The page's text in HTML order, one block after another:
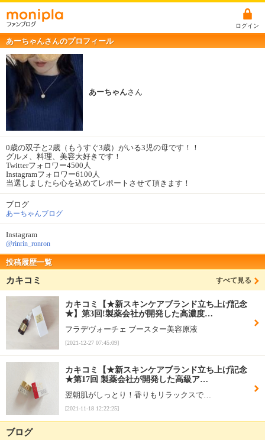
ログイン
あーちゃんさんのプロフィール
あーちゃんさん
0歳の双子と2歳（もうすぐ3歳）がいる3児の母です！！
グルメ、料理、美容大好きです！
Twitterフォロワー4500人
Instagramフォロワー6100人
当選しましたら心を込めてレポートさせて頂きます！
ブログ
あーちゃんブログ
Instagram
@rinrin_ronron
投稿履歴一覧
カキコミ すべて見る
カキコミ【★新スキンケアブランド立ち上げ記念
★】第3回!製薬会社が開発した高濃度…
フラデヴォーチェ ブースター美容原液
[2021-12-27 07:45:09]
カキコミ【★新スキンケアブランド立ち上げ記念
★第17回 製薬会社が開発した高級ア…
翌朝肌がしっとり！香りもリラックスで…
[2021-11-18 12:22:25]
ブログ